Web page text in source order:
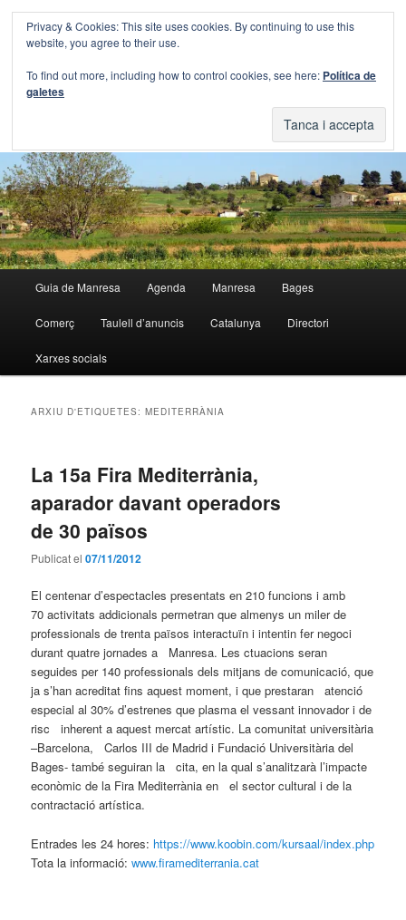
Aneu
contingut
Aneu
contingut
Blog Guia Manresa
principal
Guia de Manresa Agenda Manresa Bages
Comerç Taulell d’anuncis Catalunya Directori
Xarxes socials
ARXIU D'ETIQUETES:MEDITERRÀNIA
La 15a Fira Mediterrània,
aparador davant operadors
de 30 països
Publicat el07/11/2012
El centenar d’espectacles presentats en 210 funcions i amb
70 activitats addicionals permetran que almenys un miler de
professionals de trenta països interactuïn i intentin fer negoci
durant quatre jornades a Manresa. Les ctuacions seran
seguides per 140 professionals dels mitjans de comunicació, que
ja s’han acreditat fins aquest moment, i que prestaran atenció
especial al 30% d’estrenes que plasma el vessant innovador i de
risc inherent a aquest mercat artístic. La comunitat universitària
–Barcelona, Carlos III de Madrid i Fundació Universitària del
Bages- també seguiran la cita, en la qual s’analitzarà l’impacte
econòmic de la Fira Mediterrània en el sector cultural i de la
contractació artística.
Entrades les 24 hores: https://www.koobin.com/kursaal/index.php
Tota la informació:www.firamediterrania.cat
Privacy & Cookies: This site uses cookies. By continuing to use this
website, you agree to their use.
To find out more, including how to control cookies, see here: Política de
galetes